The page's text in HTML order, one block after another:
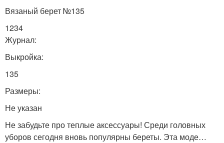
Вязаный берет №135
1234
Журнал:
Выкройка:
135
Размеры:
Не указан
Не забудьте про теплые аксессуары! Среди головных
уборов сегодня вновь популярны береты. Эта моде…